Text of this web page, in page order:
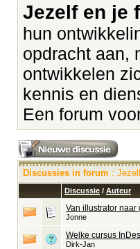
Jezelf en je
hun
opdracht aan,
ontwikkelen
kennis en
Een forum
Discussies in forum :
Discussie / Auteur
Van illustrator naar
Jonne
Welke cursus
Dirk-Jan